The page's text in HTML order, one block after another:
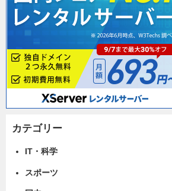
カテゴリー
IT・科学
スポーツ